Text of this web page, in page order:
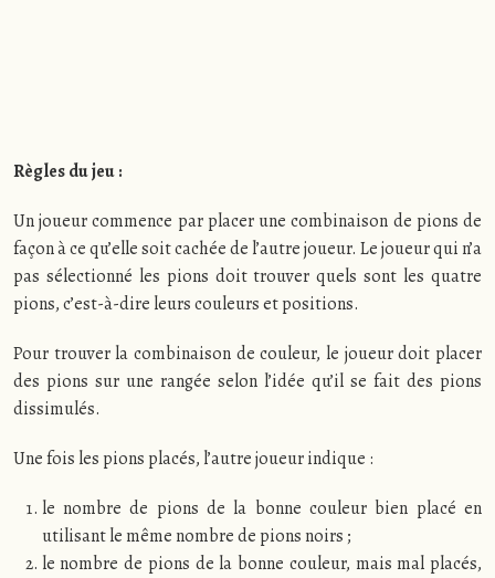
Règles du jeu :
Un joueur commence par placer une combinaison de pions de
façon à ce qu’elle soit cachée de l’autre joueur. Le joueur qui n’a
pas sélectionné les pions doit trouver quels sont les quatre
pions, c’est-à-dire leurs couleurs et positions.
Pour trouver la combinaison de couleur, le joueur doit placer
des pions sur une rangée selon l’idée qu’il se fait des pions
dissimulés.
Une fois les pions placés, l’autre joueur indique :
le nombre de pions de la bonne couleur bien placé en
utilisant le même nombre de pions noirs ;
le nombre de pions de la bonne couleur, mais mal placés,